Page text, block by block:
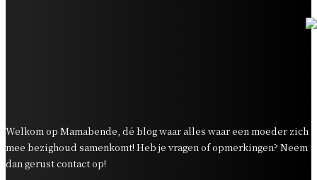
Welkom op Mamabende, dé blog waar alles waar een moeder zich
mee bezighoud samenkomt! Heb je vragen of opmerkingen? Neem
dan gerust contact op!